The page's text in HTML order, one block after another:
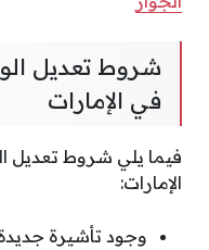
شروط تعديل
في الإمارات
فيما يلي شروط تعديل
الإمارات:
وجود تأشيرة